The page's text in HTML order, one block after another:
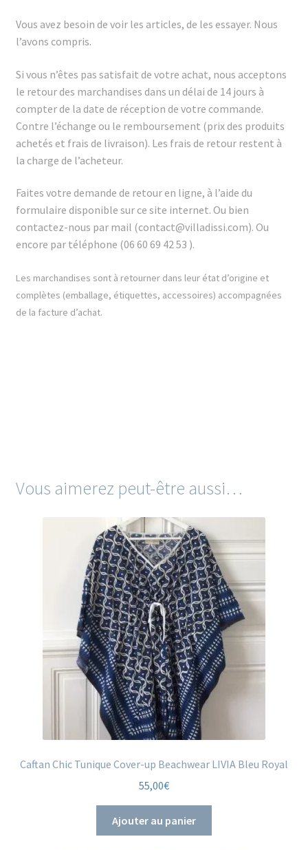
Vous avez besoin de voir les articles, de les essayer. Nous
l’avons compris.
Si vous n’êtes pas satisfait de votre achat, nous acceptons
le retour des marchandises dans un délai de 14 jours à
compter de la date de réception de votre commande.
Contre l’échange ou le remboursement (prix des produits
achetés et frais de livraison). Les frais de retour restent à
la charge de l’acheteur.
Faites votre demande de retour en ligne, à l’aide du
formulaire disponible sur ce site internet. Ou bien
contactez-nous par mail (contact@villadissi.com). Ou
encore par téléphone (06 60 69 42 53 ).
Les marchandises sont à retourner dans leur état d’origine et
complètes (emballage, étiquettes, accessoires) accompagnées
de la facture d’achat.
Vous aimerez peut-être aussi…
Caftan Chic Tunique Cover-up Beachwear LIVIA Bleu Royal
55,00€
Ajouter au panier